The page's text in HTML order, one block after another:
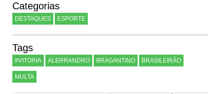
Categorias
DESTAQUES ESPORTE
Tags
#VITÓRIA ALERRANDRO BRAGANTINO BRASILEIRÃO
MULTA